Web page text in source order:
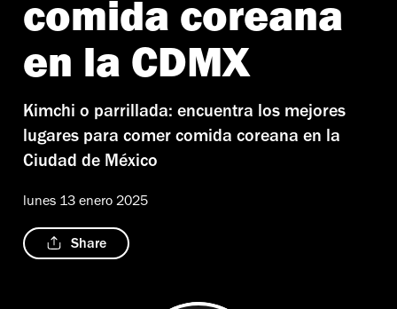
comida coreana
en la CDMX
Kimchi o parrillada: encuentra los mejores
lugares para comer comida coreana en la
Ciudad de México
lunes 13 enero 2025
Share